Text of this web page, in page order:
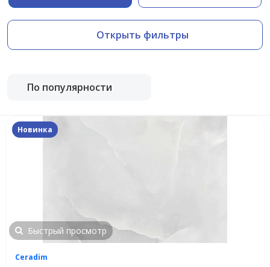
Открыть фильтры
По популярности
Новинка
Быстрый просмотр
Ceradim